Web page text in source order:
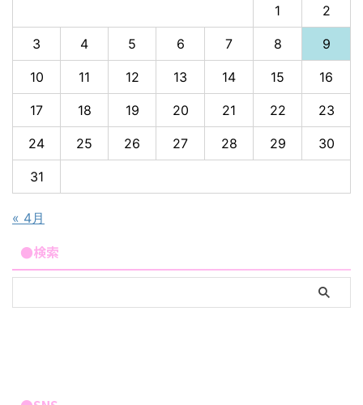
1 2
3 4 5 6 7 8 9
10 11 12 13 14 15 16
17 18 19 20 21 22 23
24 25 26 27 28 29 30
31
« 4月
●検索